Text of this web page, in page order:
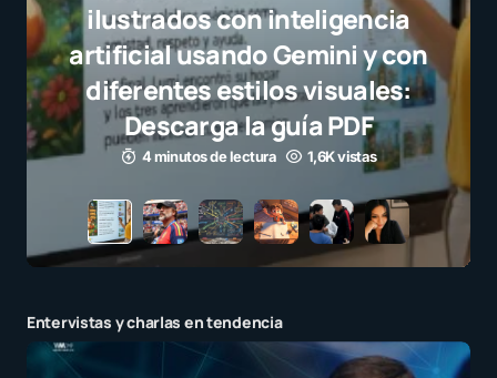
Javier
selección
el juego
para
3 minutos de
Entervistas y charlas en tendencia